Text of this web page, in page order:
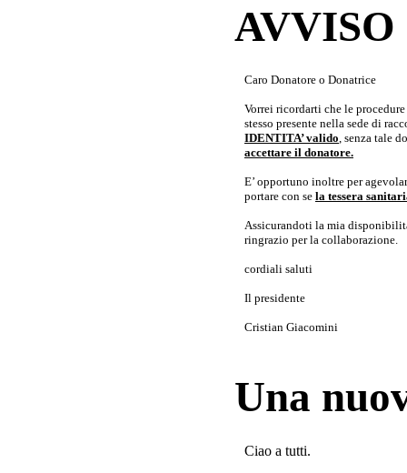
Caro Donatore o Donatrice
Vorrei ricordarti che le
stesso presente nella sede di
IDENTITA’ valido, senza tale
accettare il donatore.
E’ opportuno inoltre per
portare con se la tessera
Assicurandoti la mia
ringrazio per la collaborazione.
cordiali saluti
Il presidente
Cristian Giacomini
Una
Ciao a tutti.